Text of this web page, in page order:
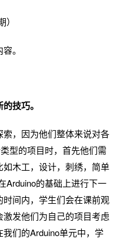
。
技巧。
，因为他们整体来说对各
型的项目时，首先他们需
木工，设计，刺绣，简单
Arduino的基础上进行下一
间内，学生们会在课前观
发他们为自己的项目考虑
们的Arduino单元中，学